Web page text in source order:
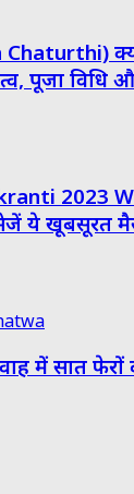
पूजा विधि
2023
भेजें ये खूबसूरत
में सात